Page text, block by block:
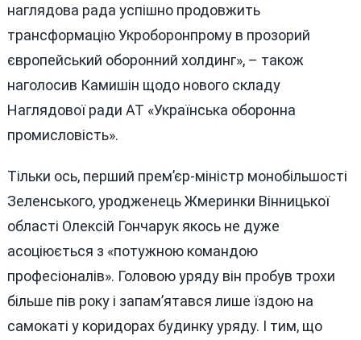
наглядова рада успішно продовжить
трансформацію Укроборонпрому в прозорий
європейський оборонний холдинг», – також
наголосив Камишін щодо нового складу
Наглядової ради АТ «Українська оборонна
промисловість».
Тільки ось, перший прем’єр-міністр монобільшості
Зеленського, уродженець Жмеринки Вінницької
області Олексій Гончарук якось не дуже
асоціюється з «потужною командою
професіоналів». Головою уряду він пробув трохи
більше пів року і запам’ятався лише їздою на
самокаті у коридорах будинку уряду. І тим, що